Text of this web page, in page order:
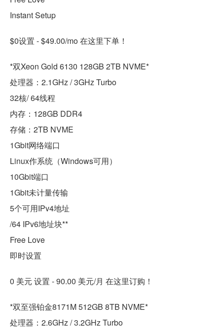
Instant Setup
$0设置 - $49.00/mo 在这里下单！
*双Xeon Gold 6130 128GB 2TB NVME*
处理器：2.1GHz / 3GHz Turbo
32核/ 64线程
内存：128GB DDR4
存储：2TB NVME
1Gbit网络端口
Linux作系统（Windows可用）
10Gbit端口
1Gbit未计量传输
5个可用IPv4地址
/64 IPv6地址块**
Free Love
即时设置
0 美元 设置 - 90.00 美元/月 在这里订购！
*双至强铂金8171M 512GB 8TB NVME*
处理器：2.6GHz / 3.2GHz Turbo